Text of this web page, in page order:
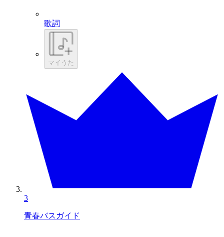
歌詞
マイうた
3
青春バスガイド